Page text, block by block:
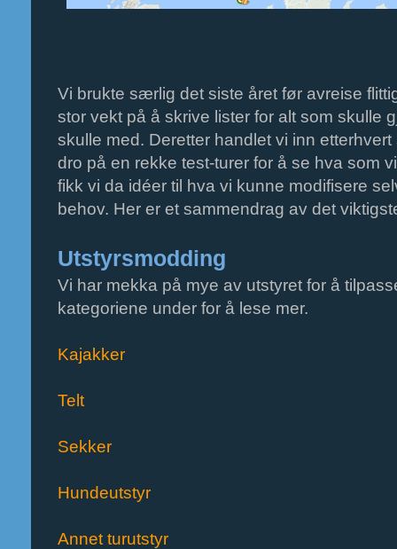
Vi brukte særlig det siste året før avreise
stor vekt på å skrive lister for alt som skulle
skulle med. Deretter handlet vi inn
dro på en rekke test-turer for å se hva som
fikk vi da idéer til hva vi kunne modifisere
behov. Her er et sammendrag av det
Utstyrsmodding
Vi har mekka på mye av utstyret for å
kategoriene under for å lese mer.
Kajakker
Telt
Sekker
Hundeutstyr
Annet turutstyr